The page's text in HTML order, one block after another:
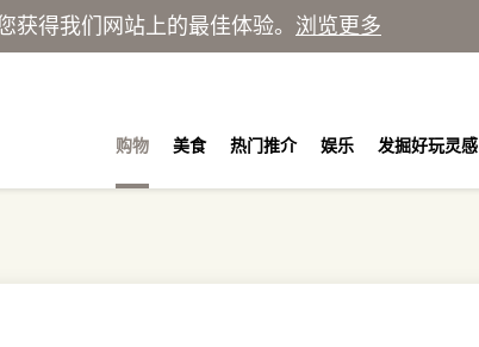
获得我们网站上的最佳体验。 浏览更多
购物 美食 热门推介 娱乐 发掘好玩灵感